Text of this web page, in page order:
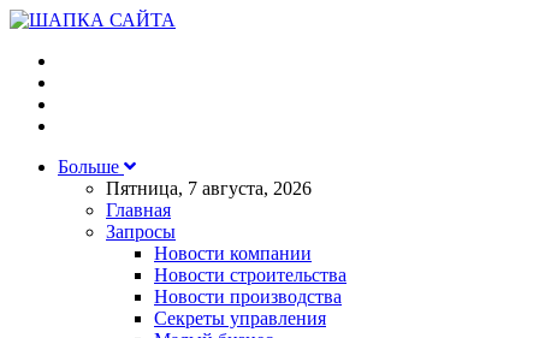
Больше
Пятница, 7 августа, 2026
Главная
Запросы
Новости компании
Новости строительства
Новости производства
Секреты управления